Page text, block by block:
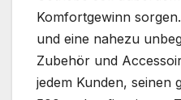
Komfortgewinn
und eine nahezu
Zubehör und
jedem Kunden, seinen